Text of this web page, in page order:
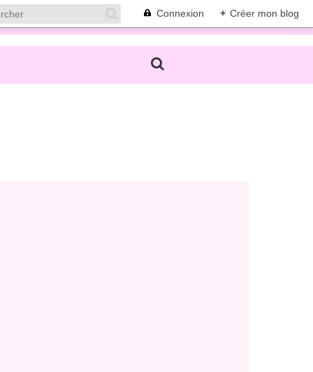
Connexion + Créer mon blog